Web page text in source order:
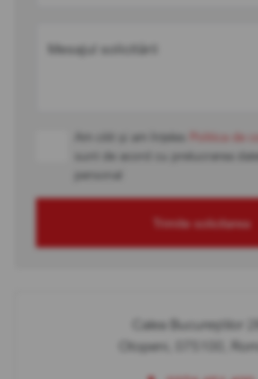
Mesajul solicitării
Am citit și am înțeles Politica de
sunt de acord cu prelucrarea
personal
Trimite solicitarea
Calea Bucureștilor
Otopeni, 075100,